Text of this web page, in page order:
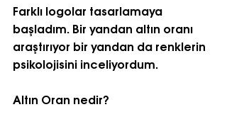
Farklı logolar tasarlamaya
başladım. Bir yandan altın oranı
araştırıyor bir yandan da renklerin
psikolojisini inceliyordum.
Altın Oran nedir?